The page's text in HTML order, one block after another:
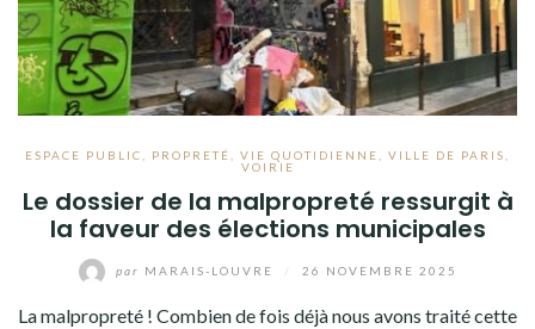
ESPACE PUBLIC PROPRETÉ VIE QUOTIDIENNE VILLE DE PARIS
VOIRIE
Le dossier de la malpropreté ressurgit à
la faveur des élections municipales
par MARAIS-LOUVRE 26 NOVEMBRE 2025
La malpropreté ! Combien de fois déjà nous avons traité cette